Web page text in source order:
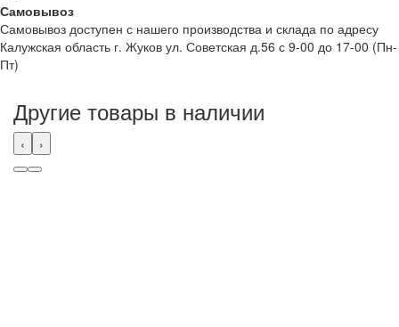
Самовывоз
Самовывоз доступен с нашего производства и склада по адресу
Калужская область г. Жуков ул. Советская д.56 с 9-00 до 17-00 (Пн-
Пт)
Другие товары в наличии
‹ ›